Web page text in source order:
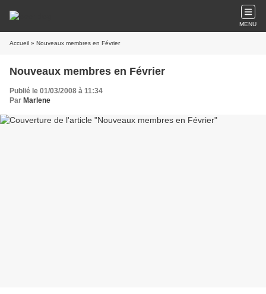
MENU
Accueil » Nouveaux membres en Février
Nouveaux membres en Février
Publié le 01/03/2008 à 11:34
Par Marlene